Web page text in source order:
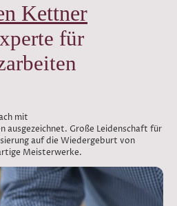
Kettner
für
mit
ausgezeichnet. Große Leidenschaft für
auf die Wiedergeburt von
Meisterwerke.